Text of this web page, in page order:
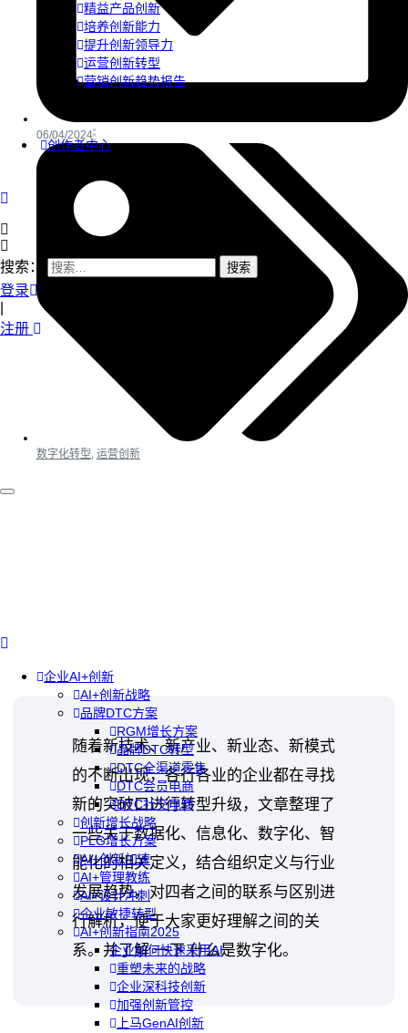
精益产品创新
培养创新能力
提升创新领导力
运营创新转型
营销创新趋势报告
创作者中心
搜索：
登录
注册
企业AI+创新
AI+创新战略
品牌DTC方案
RGM增长方案
品牌DTC转型
DTC全渠道零售
DTC会员电商
DTC社交电商
创新增长战略
PLG增长方案
AI+创新加速
AI+管理教练
AI+设计冲刺
企业敏捷转型
AI+创新指南2025
企业如何快速采用AI
重塑未来的战略
企业深科技创新
加强创新管控
上马GenAI创新
06/04/2024
数字化转型 运营创新
随着新技术、新产业、新业态、新模式
的不断出现，各行各业的企业都在寻找
新的突破口进行转型升级，文章整理了
一些关于数据化、信息化、数字化、智
能化的相关定义，结合组织定义与行业
发展趋势，对四者之间的联系与区别进
行解析，便于大家更好理解之间的关
系。并了解 一下 什么是数字化。